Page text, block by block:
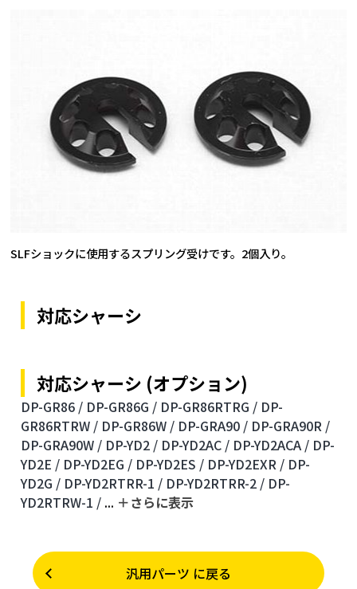
SLFショックに使用するスプリング受けです。2個入り。
対応シャーシ
対応シャーシ (オプション)
DP-GR86 / DP-GR86G / DP-GR86RTRG / DP-
GR86RTRW / DP-GR86W / DP-GRA90 / DP-GRA90R /
DP-GRA90W / DP-YD2 / DP-YD2AC / DP-YD2ACA / DP-
YD2E / DP-YD2EG / DP-YD2ES / DP-YD2EXR / DP-
YD2G / DP-YD2RTRR-1 / DP-YD2RTRR-2 / DP-
YD2RTRW-1 / ... ＋さらに表⽰
汎用パーツ に戻る